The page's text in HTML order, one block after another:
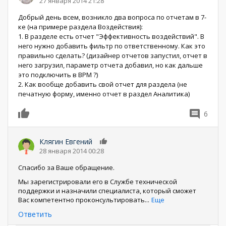
Добрый день всем, возникло два вопроса по отчетам в 7-
ке (на примере раздела Воздействия):
1. В разделе есть отчет "Эффективность воздействий". В
него нужно добавить фильтр по ответственному. Как это
правильно сделать? (дизайнер отчетов запустил, отчет в
него загрузил, параметр отчета добавил, но как дальше
это подключить в BPM ?)
2. Как вообще добавить свой отчет для раздела (не
печатную форму, именно отчет в раздел Аналитика)
6
Клягин Евгений
28 января 2014 00:28
Спасибо за Ваше обращение.
Мы зарегистрировали его в Службе технической
поддержки и назначили специалиста, который сможет
Вас компетентно проконсультировать... Еще
Ответить